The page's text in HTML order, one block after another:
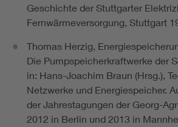
Geschichte der Stuttgarter
Fernwärmeversorgung, Stuttgart
Thomas Herzig,
Die Pumpspeicherkraftwerke der
in: Hans-Joachim Braun (Hrsg.),
Netzwerke und Energiespeicher.
der Jahrestagungen der Georg-
2012 in Berlin und 2013 in